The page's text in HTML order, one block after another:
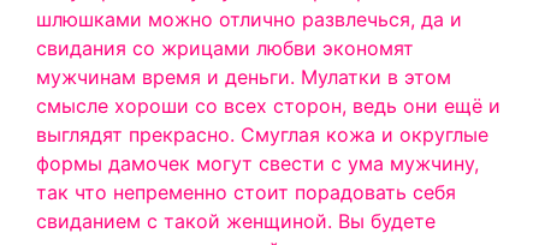
шлюшками можно отлично развлечься, да и
свидания со жрицами любви экономят
мужчинам время и деньги. Мулатки в этом
смысле хороши со всех сторон, ведь они ещё и
выглядят прекрасно. Смуглая кожа и округлые
формы дамочек могут свести с ума мужчину,
так что непременно стоит порадовать себя
свиданием с такой женщиной. Вы будете